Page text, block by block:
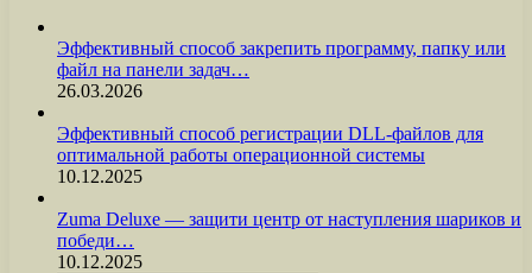
Эффективный способ закрепить программу, папку или
файл на панели задач…
26.03.2026
Эффективный способ регистрации DLL-файлов для
оптимальной работы операционной системы
10.12.2025
Zuma Deluxe — защити центр от наступления шариков и
победи…
10.12.2025